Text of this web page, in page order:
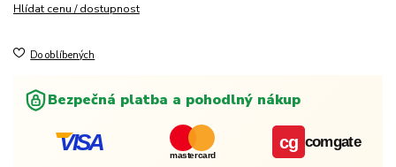
Hlídat cenu / dostupnost
Do oblíbených
Bezpečná platba a pohodlný nákup
VISA mastercard
cg comgate